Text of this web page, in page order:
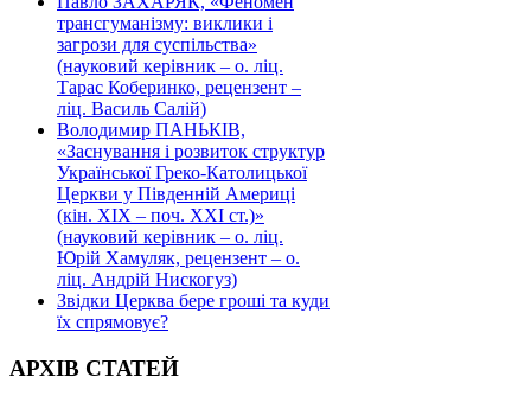
трансгуманізму: виклики і
загрози для суспільства»
(науковий керівник – о. ліц.
Тарас Коберинко, рецензент –
ліц. Василь Салій)
Володимир ПАНЬКІВ,
«Заснування і розвиток структур
Української Греко-Католицької
Церкви у Південній Америці
(кін. ХІХ – поч. ХХІ ст.)»
(науковий керівник – о. ліц.
Юрій Хамуляк, рецензент – о.
ліц. Андрій Нискогуз)
Звідки Церква бере гроші та куди
їх спрямовує?
АРХІВ СТАТЕЙ